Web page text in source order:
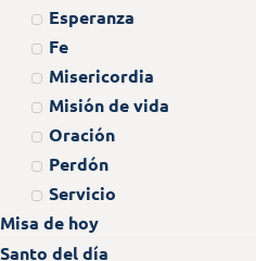
Esperanza
Fe
Misericordia
Misión de vida
Oración
Perdón
Servicio
Misa de hoy
Santo del día